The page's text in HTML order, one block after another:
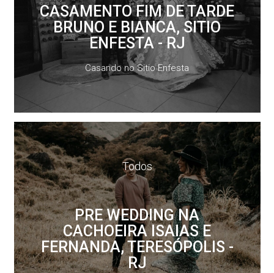
CASAMENTO FIM DE TARDE
BRUNO E BIANCA, SITIO
ENFESTA - RJ
Casando no Sitio Enfesta
Todos
PRE WEDDING NA
CACHOEIRA ISAIAS E
FERNANDA, TERESÓPOLIS -
RJ